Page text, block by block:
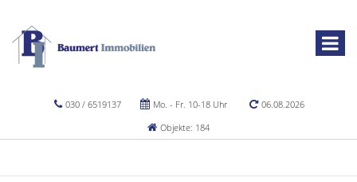
030 / 6519137 Mo. - Fr. 10-18 Uhr
06.08.2026
Objekte: 184